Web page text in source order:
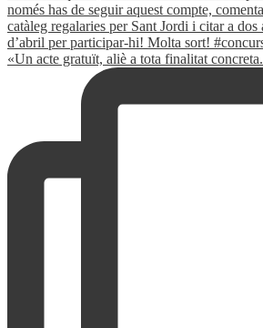
«Un acte gratuït, aliè a tota finalitat concreta.